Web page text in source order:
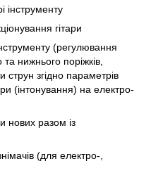
інструменту
гітари
(регулювання
нижнього поріжків,
струн згідно параметрів
(інтонування) на електро-
нових разом із
(для електро-,